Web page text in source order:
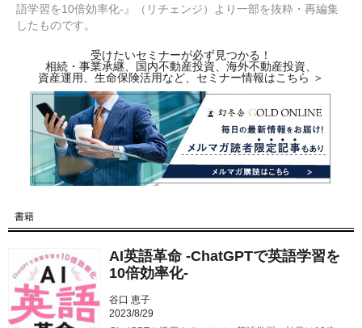
語学習を10倍効率化-』（リチェンジ）より一部を抜粋・再編集
したものです。
受けたいセミナーが必ず見つかる！
相続・事業承継、国内不動産投資、海外不動産投資、
資産運用、生命保険活用など、セミナー情報はこちら ＞
書籍
AI英語革命 -ChatGPTで英語学習を
10倍効率化-
谷口 恵子
2023/8/29